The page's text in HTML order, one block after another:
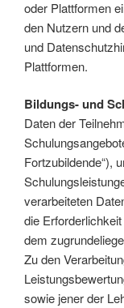
oder Plattformen
den Nutzern und
und
Plattformen.
Bildungs- und
Daten der
Fortzubildende“),
verarbeiteten
die
dem
Zu den
sowie jener der